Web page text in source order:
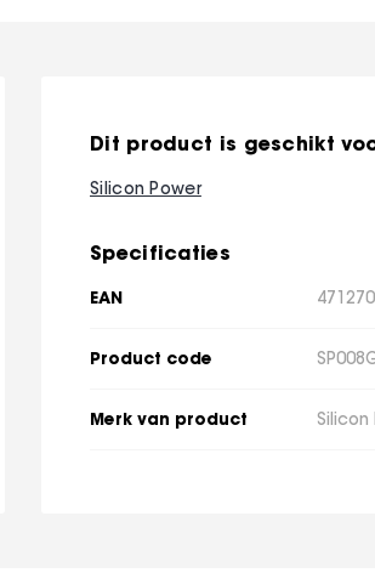
Dit product is geschikt
Silicon Power
Specificaties
EAN
Product code
Merk van product Silicon